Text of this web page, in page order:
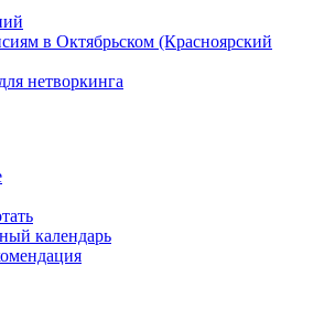
в Октябрьском (Красноярский
нетворкинга
календарь